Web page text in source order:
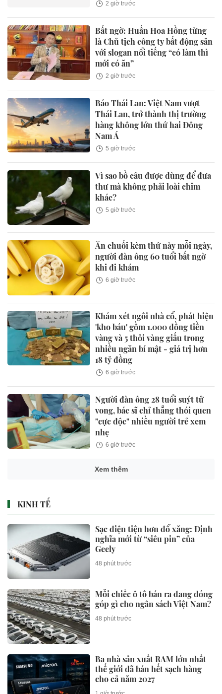
2 giờ trước
Bất ngờ: Huấn Hoa Hồng từng
là Chủ tịch công ty bất động sản
với slogan nổi tiếng “có làm thì
mới có ăn”
2 giờ trước
Báo Thái Lan: Việt Nam vượt
Thái Lan, trở thành thị trường
hàng không lớn thứ hai Đông
Nam Á
5 giờ trước
Vì sao bồ câu được dùng để đưa
thư mà không phải loài chim
khác?
5 giờ trước
Ăn chuối kèm thứ này mỗi ngày,
người đàn ông 60 tuổi bất ngờ
khi đi khám
6 giờ trước
Khám xét ngôi nhà cổ, phát hiện
'kho báu' gồm 1.000 đồng tiền
vàng và 5 thỏi vàng giấu trong
nhiều ngăn bí mật - giá trị hơn
18 tỷ đồng
6 giờ trước
Người đàn ông 28 tuổi suýt tử
vong, bác sĩ chỉ thẳng thói quen
"cực độc" nhiều người trẻ xem
nhẹ
6 giờ trước
Xem thêm
KINH TẾ
Sạc điện tiện hơn đổ xăng: Định
nghĩa mới từ “siêu pin” của
Geely
48 phút trước
Mỗi chiếc ô tô bán ra đang đóng
góp gì cho ngân sách Việt Nam?
48 phút trước
Ba nhà sản xuất RAM lớn nhất
thế giới đã bán hết sạch hàng
cho cả năm 2027